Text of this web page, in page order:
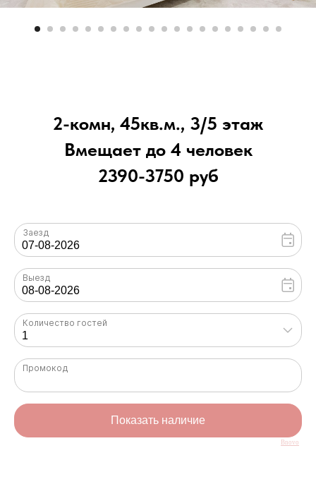
2-комн, 45кв.м., 3/5 этаж
Вмещает до 4 человек
2390-3750 руб
Bnovo